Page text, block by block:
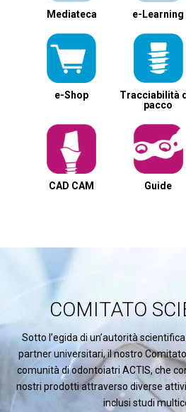
Mediateca e-Learning
e-Shop
Tracciabilità
pacco
CAD CAM Guide
COMITATO
Sotto l’egida di un’autorità
partner universitari, il nostro
comunità di odontoiatri ACTIS, che
nostri prodotti attraverso diverse
inclusi studi